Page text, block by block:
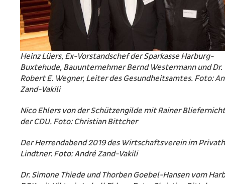
Heinz Lüers, Ex-Vorstandschef der Sparkasse Harburg-
Buxtehude, Bauunternehmer Bernd Westermann und Dr.
Robert E. Wegner, Leiter des Gesundheitsamtes. Foto:
Zand-Vakili
Nico Ehlers von der Schützengilde mit Rainer
der CDU. Foto: Christian Bittcher
Der Herrendabend 2019 des Wirtschaftsverein im
Lindtner. Foto: André Zand-Vakili
Dr. Simone Thiede und Thorben Goebel-Hansen vom